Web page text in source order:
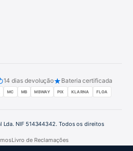
14 dias devolução★ Bateria certificada
MC MB MBWAY PIX KLARNA FLOA
Lda. NIF 514344342. Todos os direitos
Livro de Reclamações